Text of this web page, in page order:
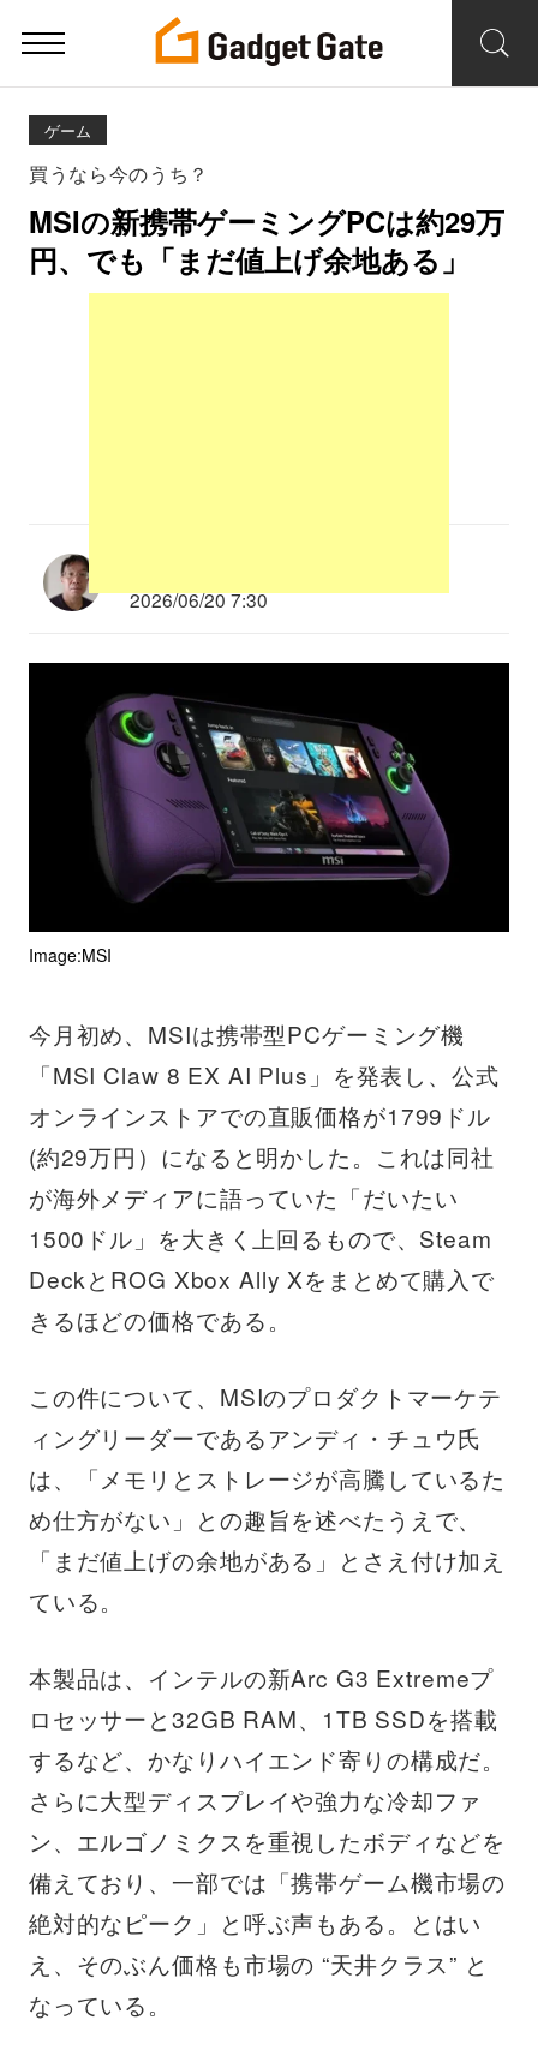
ゲーム
買うなら今のうち？
MSIの新携帯ゲーミングPCは約29万
円、でも「まだ値上げ余地ある」
2026/06/20 7:30
Image:MSI
今月初め、MSIは携帯型PCゲーミング機
「MSI Claw 8 EX AI Plus」を発表し、公式
オンラインストアでの直販価格が1799ドル
(約29万円）になると明かした。これは同社
が海外メディアに語っていた「だいたい
1500ドル」を大きく上回るもので、Steam
DeckとROG Xbox Ally Xをまとめて購入で
きるほどの価格である。
この件について、MSIのプロダクトマーケテ
ィングリーダーであるアンディ・チュウ氏
は、「メモリとストレージが高騰しているた
め仕方がない」との趣旨を述べたうえで、
「まだ値上げの余地がある」とさえ付け加え
ている。
本製品は、インテルの新Arc G3 Extremeプ
ロセッサーと32GB RAM、1TB SSDを搭載
するなど、かなりハイエンド寄りの構成だ。
さらに大型ディスプレイや強力な冷却ファ
ン、エルゴノミクスを重視したボディなどを
備えており、一部では「携帯ゲーム機市場の
絶対的なピーク」と呼ぶ声もある。とはい
え、そのぶん価格も市場の “天井クラス” と
なっている。